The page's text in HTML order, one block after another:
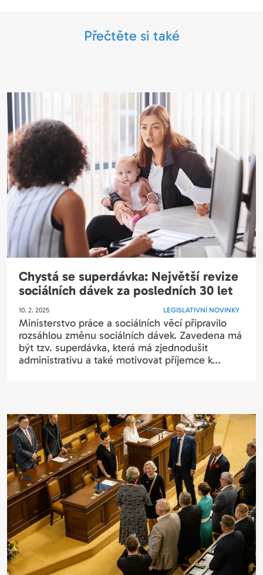
Přečtěte si také
Chystá se superdávka: Největší revize
sociálních dávek za posledních 30 let
10. 2. 2025 LEGISLATIVNÍ NOVINKY
Ministerstvo práce a sociálních věcí připravilo
rozsáhlou změnu sociálních dávek. Zavedena má
být tzv. superdávka, která má zjednodušit
administrativu a také motivovat příjemce k...